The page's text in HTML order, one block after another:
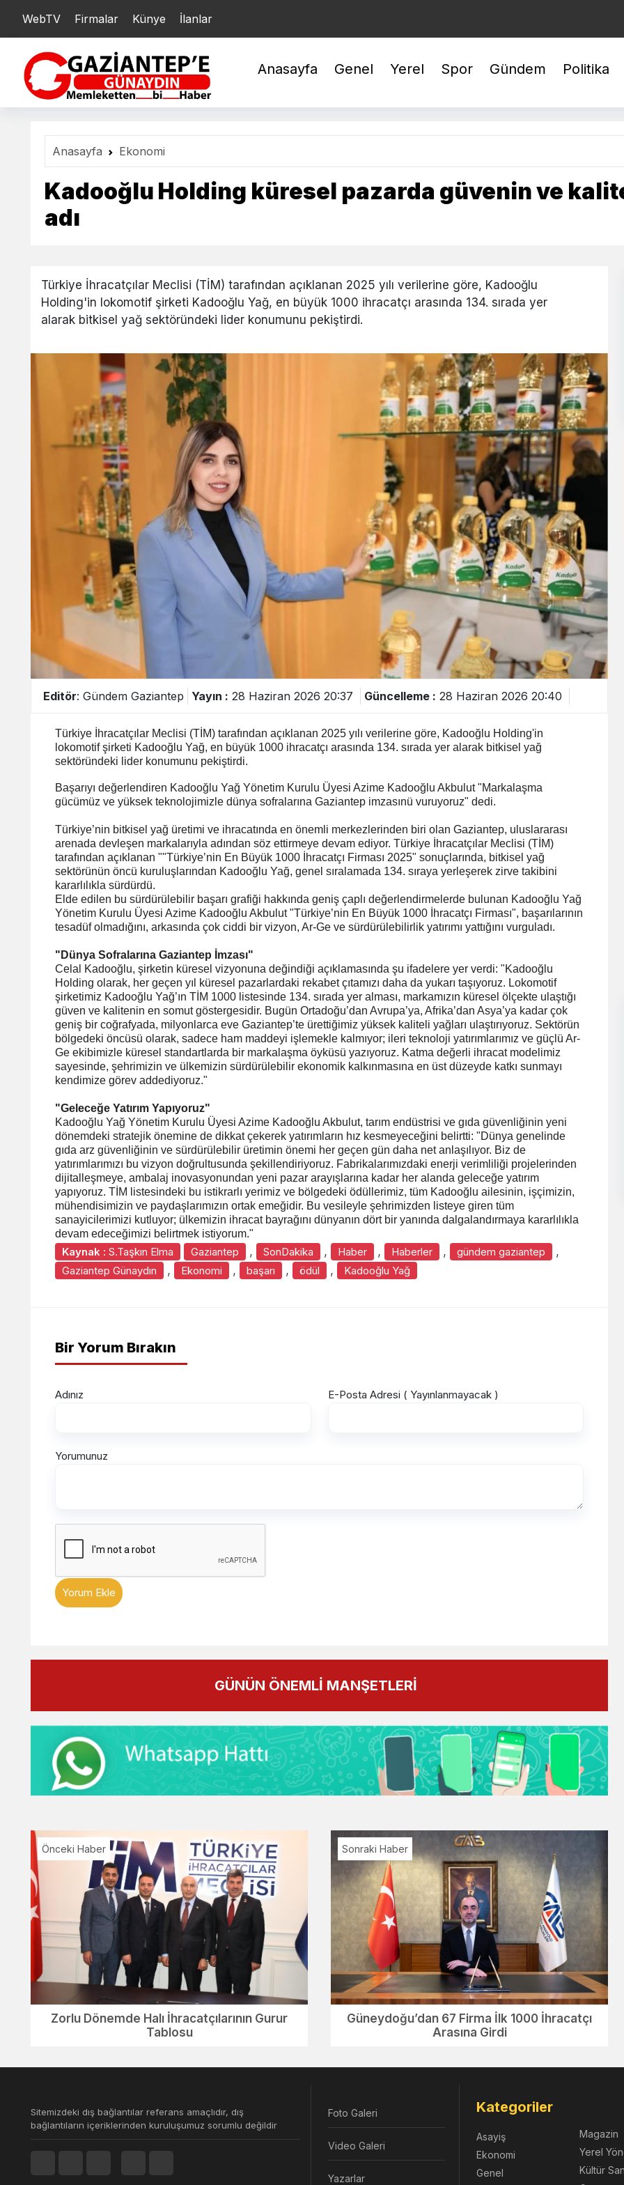
WebTV Firmalar Künye İlanlarYARIM : 20.782,87
Anasayfa Genel Yerel Spor Gündem Politika
Anasayfa Ekonomi
Kadooğlu Holding küresel pazarda güvenin ve
adı
Türkiye İhracatçılar Meclisi (TİM) tarafından açıklanan 2025 yılı verilerine göre, Kadooğlu
Holding'in lokomotif şirketi Kadooğlu Yağ, en büyük 1000 ihracatçı arasında 134. sırada yer
alarak bitkisel yağ sektöründeki lider konumunu pekiştirdi.
Editör: Gündem Gaziantep Yayın : 28 Haziran 2026 20:37 Güncelleme : 28 Haziran 2026 20:40
Türkiye İhracatçılar Meclisi (TİM) tarafından açıklanan 2025 yılı verilerine göre, Kadooğlu Holding'in
lokomotif şirketi Kadooğlu Yağ, en büyük 1000 ihracatçı arasında 134. sırada yer alarak bitkisel yağ
sektöründeki lider konumunu pekiştirdi.
Başarıyı değerlendiren Kadooğlu Yağ Yönetim Kurulu Üyesi Azime Kadooğlu Akbulut "Markalaşma
gücümüz ve yüksek teknolojimizle dünya sofralarına Gaziantep imzasınü vuruyoruz" dedi.
Türkiye’nin bitkisel yağ üretimi ve ihracatında en önemli merkezlerinden biri olan Gaziantep, uluslararası
arenada devleşen markalarıyla adından söz ettirmeye devam ediyor. Türkiye İhracatçılar Meclisi (TİM)
tarafından açıklanan ""Türkiye’nin En Büyük 1000 İhracatçı Firması 2025" sonuçlarında, bitkisel yağ
sektörünün öncü kuruluşlarından Kadooğlu Yağ, genel sıralamada 134. sıraya yerleşerek zirve takibini
kararlılıkla sürdürdü.
Elde edilen bu sürdürülebilir başarı grafiği hakkında geniş çaplı değerlendirmelerde bulunan Kadooğlu Yağ
Yönetim Kurulu Üyesi Azime Kadooğlu Akbulut "Türkiye’nin En Büyük 1000 İhracatçı Firması", başarılarının
tesadüf olmadığını, arkasında çok ciddi bir vizyon, Ar-Ge ve sürdürülebilirlik yatırımı yattığını vurguladı.
"Dünya Sofralarına Gaziantep İmzası"
Celal Kadooğlu, şirketin küresel vizyonuna değindiği açıklamasında şu ifadelere yer verdi: "Kadooğlu
Holding olarak, her geçen yıl küresel pazarlardaki rekabet çıtamızı daha da yukarı taşıyoruz. Lokomotif
şirketimiz Kadooğlu Yağ’ın TİM 1000 listesinde 134. sırada yer alması, markamızın küresel ölçekte ulaştığı
güven ve kalitenin en somut göstergesidir. Bugün Ortadoğu’dan Avrupa’ya, Afrika’dan Asya’ya kadar çok
geniş bir coğrafyada, milyonlarca eve Gaziantep’te ürettiğimiz yüksek kaliteli yağları ulaştırıyoruz. Sektörün
bölgedeki öncüsü olarak, sadece ham maddeyi işlemekle kalmıyor; ileri teknoloji yatırımlarımız ve güçlü Ar-
Ge ekibimizle küresel standartlarda bir markalaşma öyküsü yazıyoruz. Katma değerli ihracat modelimiz
sayesinde, şehrimizin ve ülkemizin sürdürülebilir ekonomik kalkınmasına en üst düzeyde katkı sunmayı
kendimize görev addediyoruz."
"Geleceğe Yatırım Yapıyoruz"
Kadooğlu Yağ Yönetim Kurulu Üyesi Azime Kadooğlu Akbulut, tarım endüstrisi ve gıda güvenliğinin yeni
dönemdeki stratejik önemine de dikkat çekerek yatırımların hız kesmeyeceğini belirtti: "Dünya genelinde
gıda arz güvenliğinin ve sürdürülebilir üretimin önemi her geçen gün daha net anlaşılıyor. Biz de
yatırımlarımızı bu vizyon doğrultusunda şekillendiriyoruz. Fabrikalarımızdaki enerji verimliliği projelerinden
dijitalleşmeye, ambalaj inovasyonundan yeni pazar arayışlarına kadar her alanda geleceğe yatırım
yapıyoruz. TİM listesindeki bu istikrarlı yerimiz ve bölgedeki ödüllerimiz, tüm Kadooğlu ailesinin, işçimizin,
mühendisimizin ve paydaşlarımızın ortak emeğidir. Bu vesileyle şehrimizden listeye giren tüm
sanayicilerimizi kutluyor; ülkemizin ihracat bayrağını dünyanın dört bir yanında dalgalandırmaya kararlılıkla
devam edeceğimizi belirtmek istiyorum."
Kaynak : S.Taşkın Elma Gaziantep , SonDakika , Haber , Haberler , gündem gaziantep ,
Gaziantep Günaydın , Ekonomi , başarı , ödül , Kadooğlu Yağ
Bir Yorum Bırakın
Adınız E-Posta Adresi ( Yayınlanmayacak )
Yorumunuz
Yorum Ekle
GÜNÜN ÖNEMLİ MANŞETLERİ
Önceki Haber
Zorlu Dönemde Halı İhracatçılarının Gurur
Tablosu
Sonraki Haber
Güneydoğu’dan 67 Firma İlk 1000 İhracatçı
Arasına Girdi
Sitemizdeki dış bağlantılar referans amaçlıdır, dış
bağlantıların içeriklerinden kuruluşumuz sorumlu değildir
Foto Galeri
Video Galeri
Yazarlar
Kategoriler
Asayiş
Ekonomi
Genel
Magazin
Yerel
Kültür